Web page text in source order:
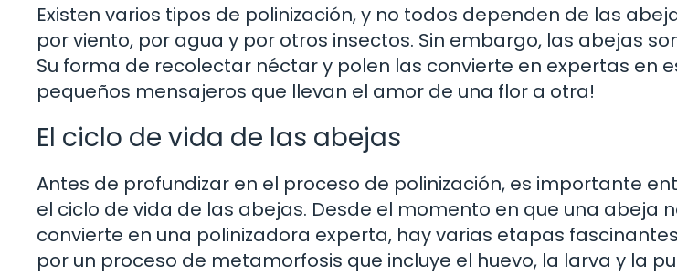
Existen varios tipos de polinización, y no todos dependen de las
por viento, por agua y por otros insectos. Sin embargo, las abejas
Su forma de recolectar néctar y polen las convierte en expertas en
pequeños mensajeros que llevan el amor de una flor a otra!
El ciclo de vida de las abejas
Antes de profundizar en el proceso de polinización, es importante
el ciclo de vida de las abejas. Desde el momento en que una abeja
convierte en una polinizadora experta, hay varias etapas
por un proceso de metamorfosis que incluye el huevo, la larva y la